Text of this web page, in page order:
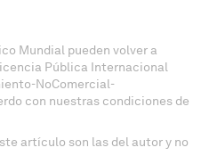
Mundial pueden volver a
Pública Internacional
NoComercial-
con nuestras condiciones de
artículo son las del autor y no